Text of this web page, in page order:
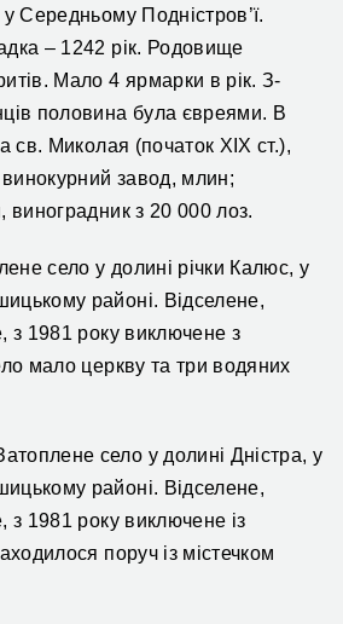
Середньому Подністров’ї.
– 1242 рік. Родовище
Мало 4 ярмарки в рік. З-
половина була євреями. В
св. Миколая (початок ХІХ ст.),
винокурний завод, млин;
виноградник з 20 000 лоз.
село у долині річки Калюс, у
районі. Відселене,
з 1981 року виключене з
мало церкву та три водяних
село у долині Дністра, у
районі. Відселене,
з 1981 року виключене із
поруч із містечком